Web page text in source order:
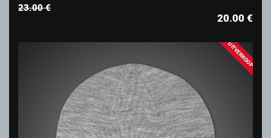
23.00 €
20.00€
UITVERKOOP